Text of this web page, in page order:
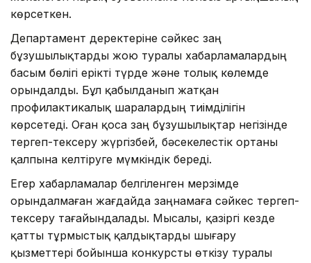
көрсеткен.
Департамент деректеріне сәйкес заң
бұзушылықтарды жою туралы хабарламалардың
басым бөлігі ерікті түрде және толық көлемде
орындалды. Бұл қабылданып жатқан
профилактикалық шаралардың тиімділігін
көрсетеді. Оған қоса заң бұзушылықтар негізінде
тергеп-тексеру жүргізбей, бәсекелестік ортаны
қалпына келтіруге мүмкіндік береді.
Егер хабарламалар белгіленген мерзімде
орындалмаған жағдайда заңнамаға сәйкес тергеп-
тексеру тағайындалады. Мысалы, қазіргі кезде
қатты тұрмыстық қалдықтарды шығару
қызметтері бойынша конкурсты өткізу туралы